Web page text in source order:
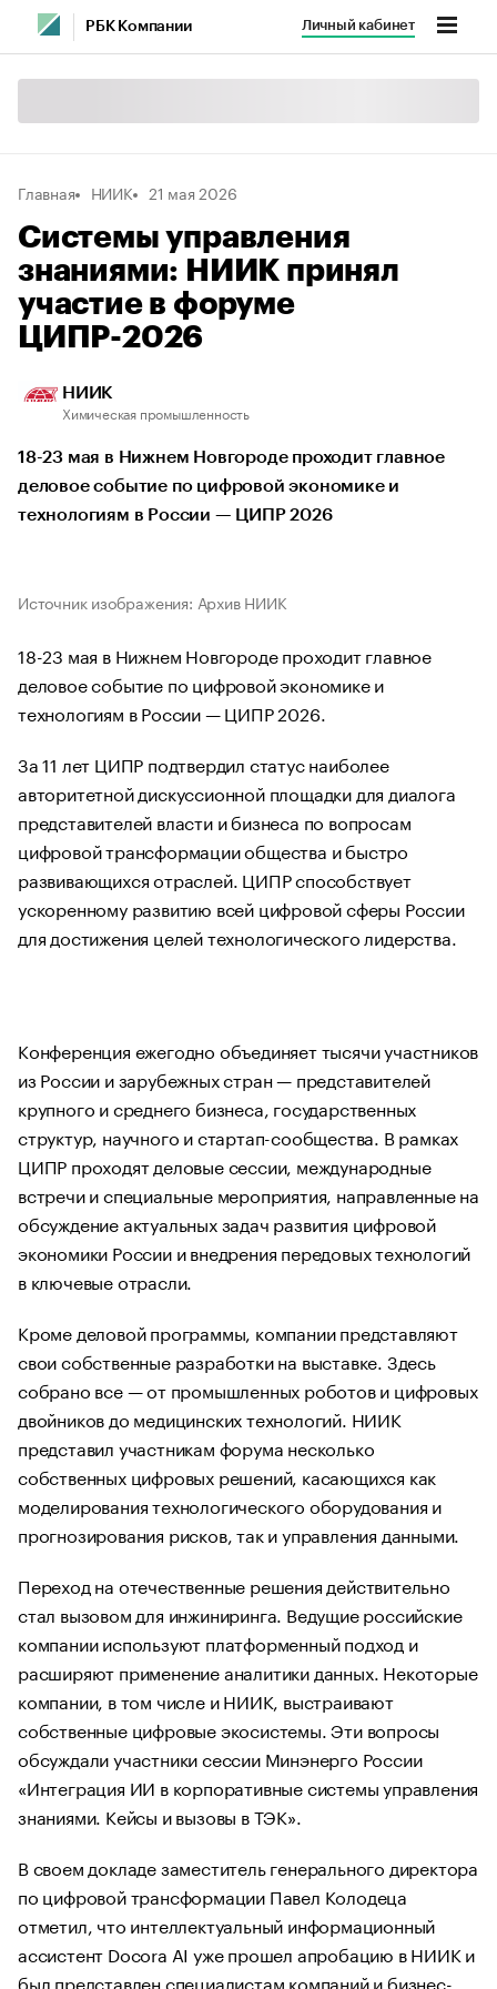
РБК Компании Личный кабинет
Главная НИИК 21 мая 2026
Системы управления
знаниями: НИИК принял
участие в форуме
ЦИПР-2026
НИИК
Химическая промышленность
18-23 мая в Нижнем Новгороде проходит главное
деловое событие по цифровой экономике и
технологиям в России — ЦИПР 2026
Источник изображения: Архив НИИК
18-23 мая в Нижнем Новгороде проходит главное
деловое событие по цифровой экономике и
технологиям в России — ЦИПР 2026.
За 11 лет ЦИПР подтвердил статус наиболее
авторитетной дискуссионной площадки для диалога
представителей власти и бизнеса по вопросам
цифровой трансформации общества и быстро
развивающихся отраслей. ЦИПР способствует
ускоренному развитию всей цифровой сферы России
для достижения целей технологического лидерства.
Конференция ежегодно объединяет тысячи участников
из России и зарубежных стран — представителей
крупного и среднего бизнеса, государственных
структур, научного и стартап-сообщества. В рамках
ЦИПР проходят деловые сессии, международные
встречи и специальные мероприятия, направленные на
обсуждение актуальных задач развития цифровой
экономики России и внедрения передовых технологий
в ключевые отрасли.
Кроме деловой программы, компании представляют
свои собственные разработки на выставке. Здесь
собрано все — от промышленных роботов и цифровых
двойников до медицинских технологий. НИИК
представил участникам форума несколько
собственных цифровых решений, касающихся как
моделирования технологического оборудования и
прогнозирования рисков, так и управления данными.
Переход на отечественные решения действительно
стал вызовом для инжиниринга. Ведущие российские
компании используют платформенный подход и
расширяют применение аналитики данных. Некоторые
компании, в том числе и НИИК, выстраивают
собственные цифровые экосистемы. Эти вопросы
обсуждали участники сессии Минэнерго России
«Интеграция ИИ в корпоративные системы управления
знаниями. Кейсы и вызовы в ТЭК».
В своем докладе заместитель генерального директора
по цифровой трансформации Павел Колодеца
отметил, что интеллектуальный информационный
ассистент Docora AI уже прошел апробацию в НИИК и
был представлен специалистам компаний и бизнес-